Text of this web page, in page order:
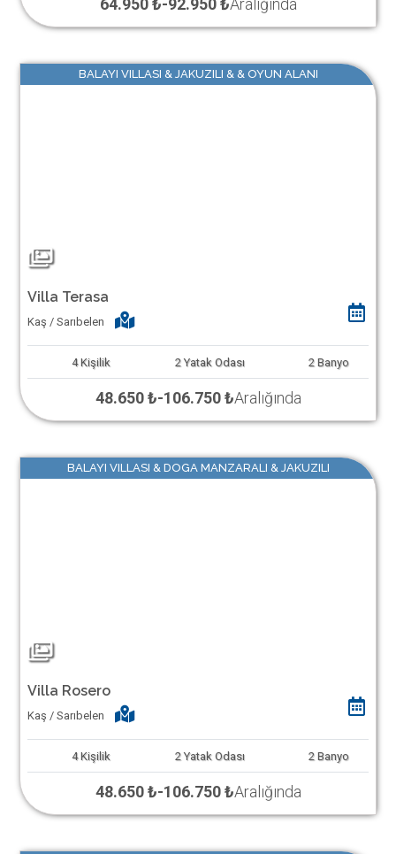
64.950 ₺-92.950 ₺Aralığında
BALAYI VILLASI & JAKUZILI & & OYUN ALANI
Villa Terasa
Kaş / Sarıbelen
4 Kişilik 2 Yatak Odası 2 Banyo
48.650 ₺-106.750 ₺Aralığında
BALAYI VILLASI & DOGA MANZARALI & JAKUZILI
Villa Rosero
Kaş / Sarıbelen
4 Kişilik 2 Yatak Odası 2 Banyo
48.650 ₺-106.750 ₺Aralığında